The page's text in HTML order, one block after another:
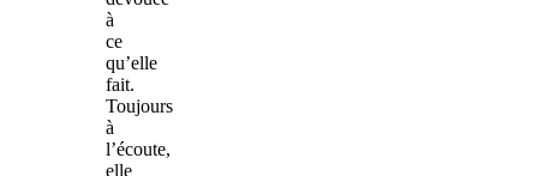
à
ce
qu’elle
fait.
Toujours
à
l’écoute,
elle